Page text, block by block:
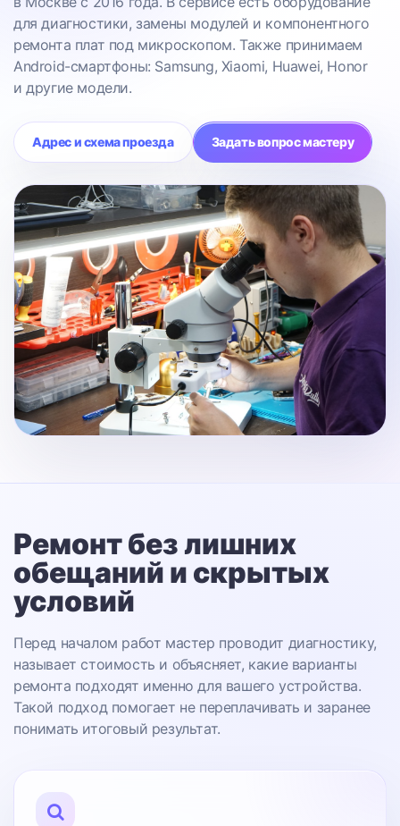
для диагностики, замены модулей и компонентного
ремонта плат под микроскопом. Также принимаем
Android-смартфоны: Samsung, Xiaomi, Huawei, Honor
и другие модели.
Адрес и схема проезда Задать вопрос мастеру
Ремонт без лишних
обещаний и скрытых
условий
Перед началом работ мастер проводит диагностику,
называет стоимость и объясняет, какие варианты
ремонта подходят именно для вашего устройства.
Такой подход помогает не переплачивать и заранее
понимать итоговый результат.